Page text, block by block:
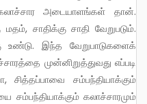
அடையாளங்கள் தான்.
சாதிக்கு சாதி வேறுபடும்.
உண்டு. இந்த வேறுபாடுகளைக்
முன்னிறுத்துவது எப்படி
சித்தப்பாவை சம்பந்தியாக்கும்
சம்பந்தியாக்கும் கலாச்சாரமும்